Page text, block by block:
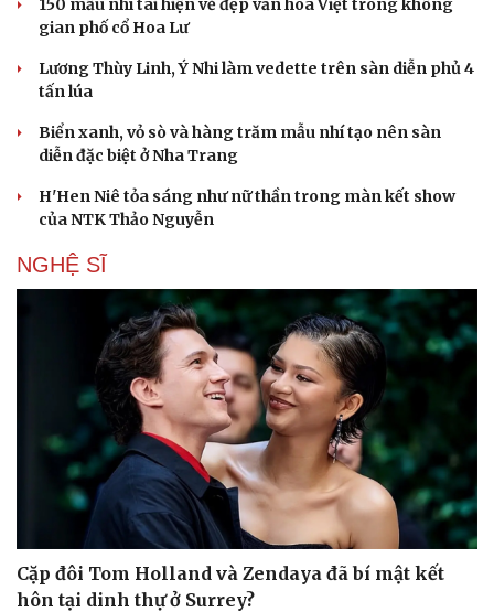
Sân khấu - Điện ảnh
Âm nhạc
Giải trí
Nghệ sĩ
Thời trang
Sao Việt
150 mẫu nhí tái hiện vẻ đẹp văn hóa Việt trong không
gian phố cổ Hoa Lư
Lương Thùy Linh, Ý Nhi làm vedette trên sàn diễn phủ 4
tấn lúa
Biển xanh, vỏ sò và hàng trăm mẫu nhí tạo nên sàn
diễn đặc biệt ở Nha Trang
H'Hen Niê tỏa sáng như nữ thần trong màn kết show
của NTK Thảo Nguyễn
NGHỆ SĨ
Cặp đôi Tom Holland và Zendaya đã bí mật kết
hôn tại dinh thự ở Surrey?